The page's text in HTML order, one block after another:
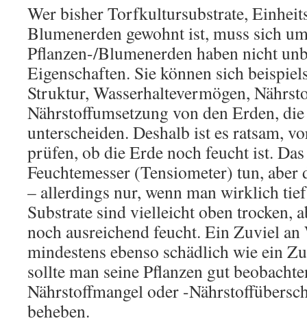
Wer bisher Torfkultursubstrate,
Blumenerden gewohnt ist, muss sich
Pflanzen-/Blumenerden haben nicht
Eigenschaften. Sie können sich
Struktur, Wasserhaltevermögen,
Nährstoffumsetzung von den Erden,
unterscheiden. Deshalb ist es ratsam,
prüfen, ob die Erde noch feucht ist.
Feuchtemesser (Tensiometer) tun,
– allerdings nur, wenn man wirklich
Substrate sind vielleicht oben trocken,
noch ausreichend feucht. Ein Zuviel an
mindestens ebenso schädlich wie ein
sollte man seine Pflanzen gut
Nährstoffmangel oder -
beheben.